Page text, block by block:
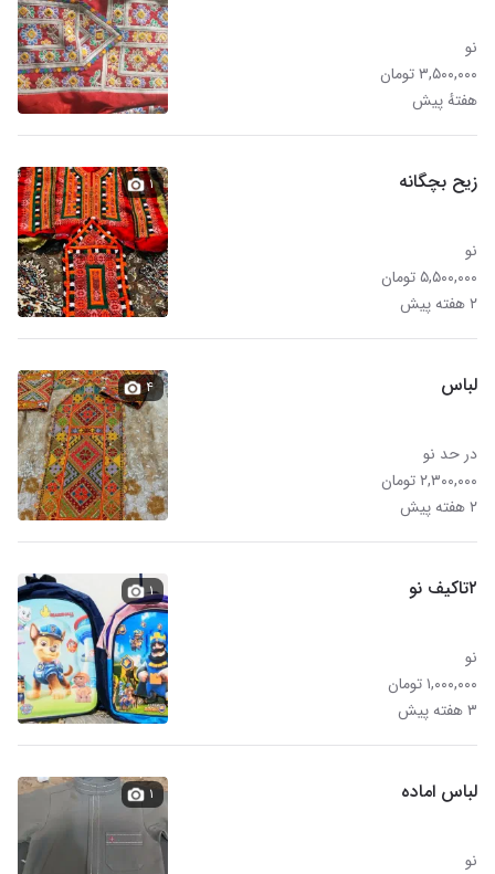
نو
۳,۵۰۰,۰۰۰ تومان
هفتهٔ پیش
زیح بچگانه
نو
۵,۵۰۰,۰۰۰ تومان
۲ هفته پیش
۱
لباس
در حد نو
۲,۳۰۰,۰۰۰ تومان
۲ هفته پیش
۴
۲تاکیف نو
نو
۱,۰۰۰,۰۰۰ تومان
۳ هفته پیش
۱
لباس اماده
نو
۱